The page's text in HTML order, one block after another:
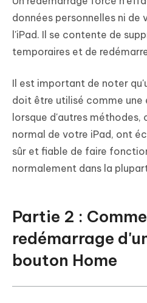
données personnelles ni de
l'iPad. Il se contente de
temporaires et de
Il est important de noter
doit être utilisé comme une
lorsque d'autres méthodes,
normal de votre iPad, ont
sûr et fiable de faire
normalement dans la
Partie 2 :
redémarrage
bouton Home